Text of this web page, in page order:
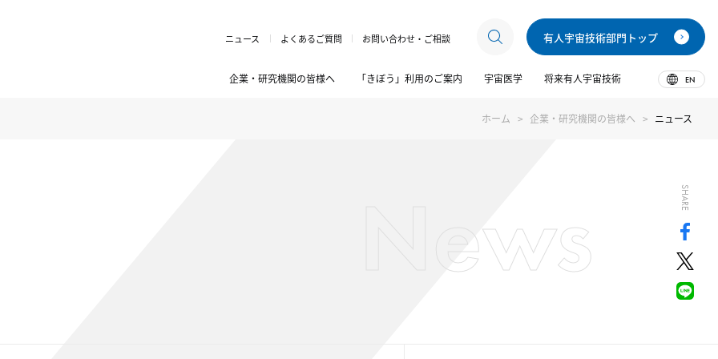
ニュース よくあるご質問 お問い合わせ・ご相談 有人宇宙技術部門トップ
企業・研究機関の皆様へ 「きぼう」利用のご案内 宇宙医学 将来有人宇宙技術 EN
ホーム 企業・研究機関の皆様へ ニュース
News SHARE